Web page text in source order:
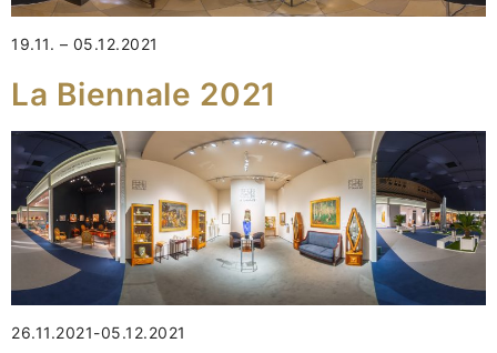
19.11. – 05.12.2021
La Biennale 2021
26.11.2021-05.12.2021